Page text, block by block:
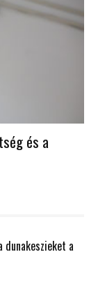
és a
dunakeszieket a